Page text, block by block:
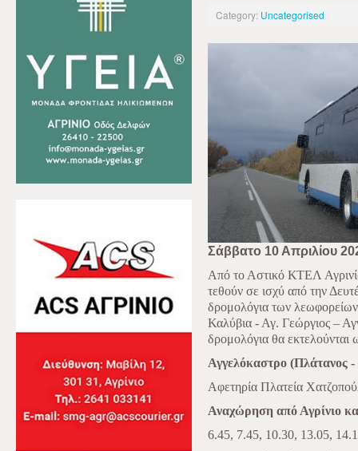
Category: Uncategorised
Σάββατο 10 Απριλίου
Από το Αστικό ΚΤΕΛ
τεθούν σε ισχύ από την
δρομολόγια των
Καλύβια - Αγ. Γεώργιος –
δρομολόγια θα εκτελούνται
Αγγελόκαστρο (Πλάτανος
Αφετηρία Πλατεία
Αναχώρηση από Αγρίνιο
6.45, 7.45, 10.30, 13.05,